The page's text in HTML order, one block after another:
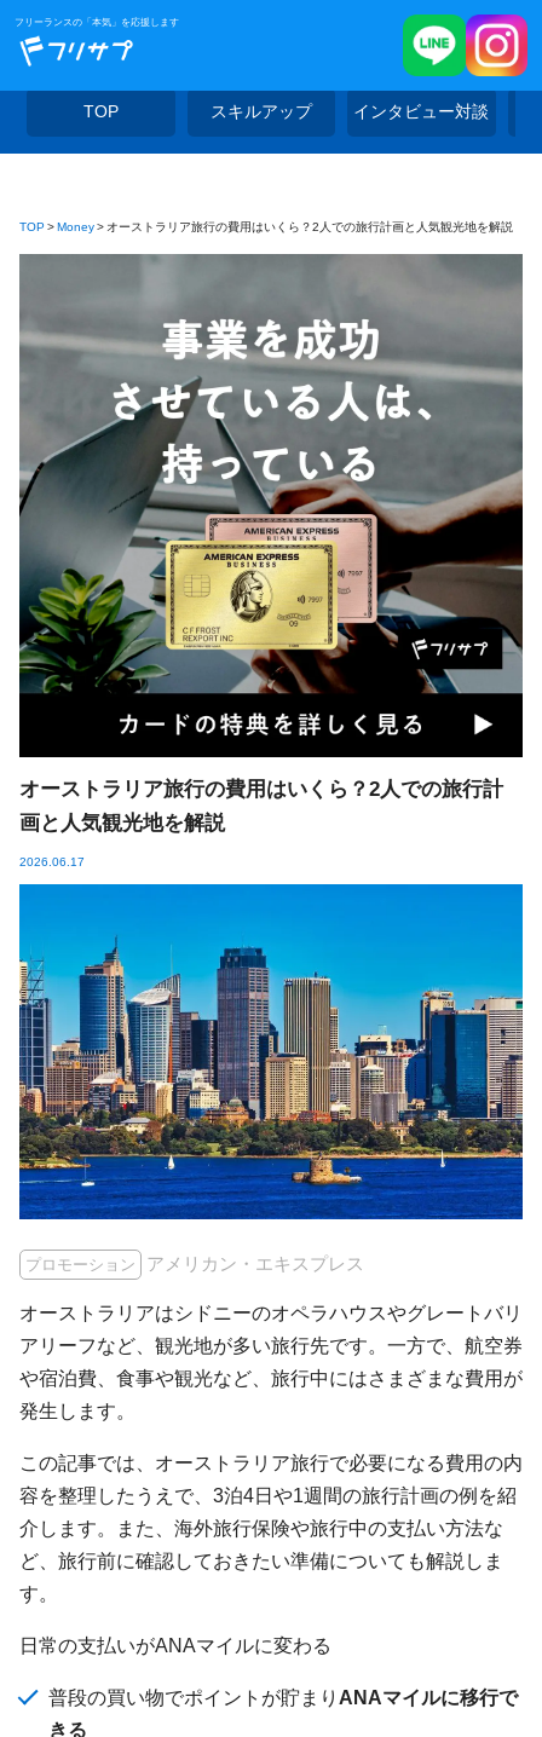
フリーランスの「本気」を応援します
TOP スキルアップ インタビュー対談
TOP Money オーストラリア旅行の費用はいくら？2人での旅行計画と人気観光地を解説
オーストラリア旅行の費用はいくら？2人での旅行計
画と人気観光地を解説
2026.06.17
プロモーション アメリカン・エキスプレス
オーストラリアはシドニーのオペラハウスやグレートバリ
アリーフなど、観光地が多い旅行先です。一方で、航空券
や宿泊費、食事や観光など、旅行中にはさまざまな費用が
発生します。
この記事では、オーストラリア旅行で必要になる費用の内
容を整理したうえで、3泊4日や1週間の旅行計画の例を紹
介します。また、海外旅行保険や旅行中の支払い方法な
ど、旅行前に確認しておきたい準備についても解説しま
す。
日常の支払いがANAマイルに変わる
普段の買い物でポイントが貯まり ANAマイルに移行で
きる